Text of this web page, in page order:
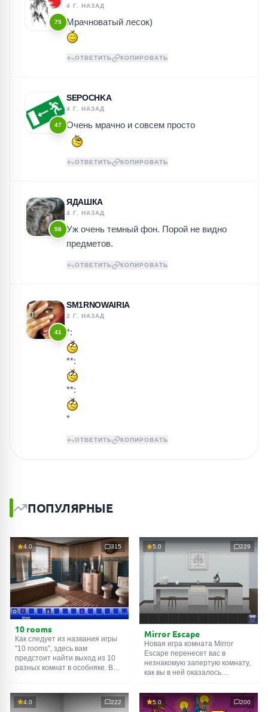
75
4 Г. НАЗАД
Мрачноватый лесок)
ОТВЕТИТЬ КОПИРОВАТЬ
47
SEPOCHKA
4 Г. НАЗАД
Очень мрачно и совсем просто
ОТВЕТИТЬ КОПИРОВАТЬ
58
ЯДАШКА
4 Г. НАЗАД
Уж очень темный фон. Порой не видно
предметов.
ОТВЕТИТЬ КОПИРОВАТЬ
41
SM1RNOWAIRIA
2 Г. НАЗАД
*:
**:
**:
*
ОТВЕТИТЬ КОПИРОВАТЬ
ПОПУЛЯРНЫЕ
4.0 315
10 rooms
Как следует из названия игры
"10 rooms", здесь вам
предстоит найти выход из 10
разных комнат в особняке. В
их, чтобы выйти. Выход из
одной комнаты является
5.0 229
Mirror Escape
Новая игра комната Mirror
Escape перенесет вас в
незнакомую запертую комнату,
как вы в ней оказалось
смекалки попробуйте решить
все, приготовленные авторами
4.0 222 5.0 200